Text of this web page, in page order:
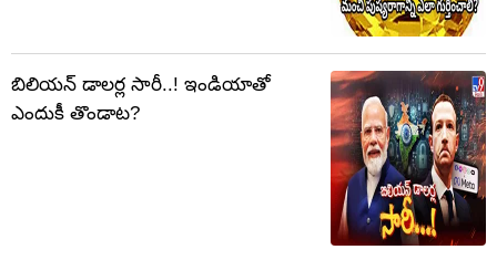
బిలియన్ డాలర్ల సారీ..! ఇండియాతో
ఎందుకీ తొండాట?